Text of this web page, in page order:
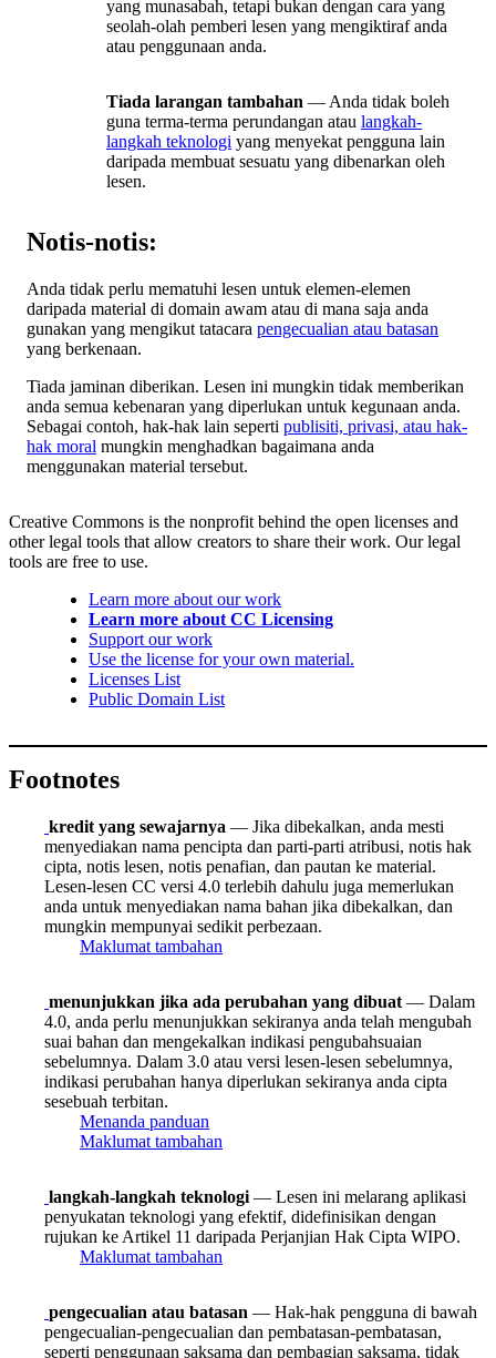
yang munasabah, tetapi bukan dengan cara yang
seolah-olah pemberi lesen yang mengiktiraf anda
atau penggunaan anda.
Tiada larangan tambahan — Anda tidak boleh
guna terma-terma perundangan atau langkah-
langkah teknologi yang menyekat pengguna lain
daripada membuat sesuatu yang dibenarkan oleh
lesen.
Notis-notis:
Anda tidak perlu mematuhi lesen untuk elemen-elemen
daripada material di domain awam atau di mana saja anda
gunakan yang mengikut tatacara pengecualian atau batasan
yang berkenaan.
Tiada jaminan diberikan. Lesen ini mungkin tidak memberikan
anda semua kebenaran yang diperlukan untuk kegunaan anda.
Sebagai contoh, hak-hak lain seperti publisiti, privasi, atau hak-
hak moral mungkin menghadkan bagaimana anda
menggunakan material tersebut.
Creative Commons is the nonprofit behind the open licenses and
other legal tools that allow creators to share their work. Our legal
tools are free to use.
Learn more about our work
Learn more about CC Licensing
Support our work
Use the license for your own material.
Licenses List
Public Domain List
Footnotes
kredit yang sewajarnya — Jika dibekalkan, anda mesti
menyediakan nama pencipta dan parti-parti atribusi, notis hak
cipta, notis lesen, notis penafian, dan pautan ke material.
Lesen-lesen CC versi 4.0 terlebih dahulu juga memerlukan
anda untuk menyediakan nama bahan jika dibekalkan, dan
mungkin mempunyai sedikit perbezaan.
Maklumat tambahan
menunjukkan jika ada perubahan yang dibuat — Dalam
4.0, anda perlu menunjukkan sekiranya anda telah mengubah
suai bahan dan mengekalkan indikasi pengubahsuaian
sebelumnya. Dalam 3.0 atau versi lesen-lesen sebelumnya,
indikasi perubahan hanya diperlukan sekiranya anda cipta
sesebuah terbitan.
Menanda panduan
Maklumat tambahan
langkah-langkah teknologi — Lesen ini melarang aplikasi
penyukatan teknologi yang efektif, didefinisikan dengan
rujukan ke Artikel 11 daripada Perjanjian Hak Cipta WIPO.
Maklumat tambahan
pengecualian atau batasan — Hak-hak pengguna di bawah
pengecualian-pengecualian dan pembatasan-pembatasan,
seperti penggunaan saksama dan pembagian saksama, tidak